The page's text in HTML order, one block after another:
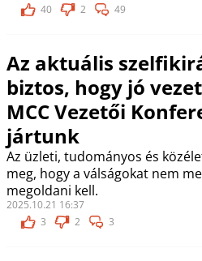
40
2 49
Az aktuális
biztos, hogy jó
MCC Vezetői
jártunk
Az üzleti, tudományos és
meg, hogy a válságokat nem
megoldani kell.
2025.10.21 16:37
3
2 3